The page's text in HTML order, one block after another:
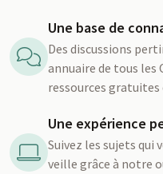
Une base de
Des discussions
annuaire de tous les
ressources gratuites
Une expérience
Suivez les sujets qui
veille grâce à notre